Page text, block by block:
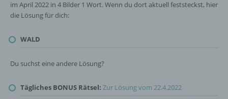
im April 2022 in 4 Bilder 1 Wort. Wenn du dort aktuell feststeckst, hier
die Lösung für dich:
WALD
Du suchst eine andere Lösung?
Tägliches BONUS Rätsel: Zur Lösung vom 22.4.2022